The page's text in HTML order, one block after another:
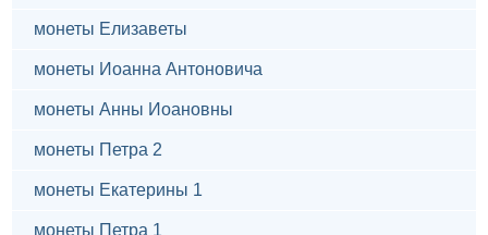
монеты Елизаветы
монеты Иоанна Антоновича
монеты Анны Иоановны
монеты Петра 2
монеты Екатерины 1
монеты Петра 1